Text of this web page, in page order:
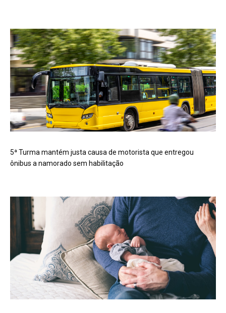
5ª Turma mantém justa causa de motorista que entregou
ônibus a namorado sem habilitação